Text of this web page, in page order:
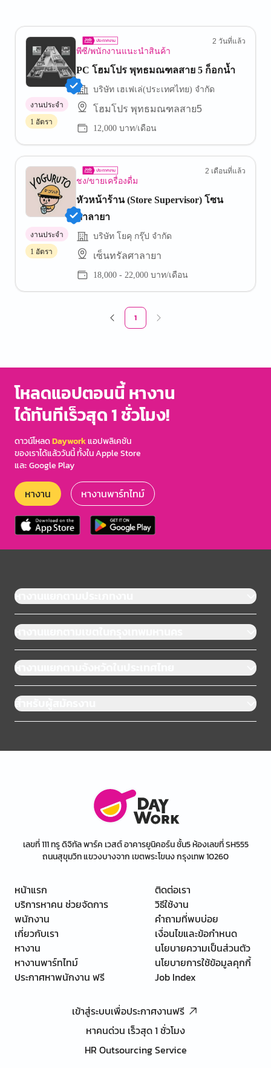
พีซี/พนักงานแนะนำสินค้า
2 วันที่แล้ว
PC โฮมโปร พุทธมณฑลสาย 5 ก็อกน้ำ
บริษัท เฮเฟเล่(ประเทศไทย) จำกัด
โฮมโปร พุทธมณฑลสาย5
12,000 บาท/เดือน
งานประจำ
1 อัตรา
ชง/ขายเครื่องดื่ม
2 เดือนที่แล้ว
หัวหน้าร้าน (Store Supervisor) โซน
ศาลายา
บริษัท โยคุ กรุ๊ป จำกัด
เซ็นทรัลศาลายา
18,000 - 22,000 บาท/เดือน
งานประจำ
1 อัตรา
1
โหลดแอปตอนนี้ หางาน
ได้ทันทีเร็วสุด 1 ชั่วโมง!
ดาวน์โหลดDayworkแอปพลิเคชัน
ของเราได้แล้ววันนี้ ทั้งใน Apple Store
และ Google Play
หางาน หางานพาร์ทไทม์
หางานแยกตามประเภทงาน
หางานแยกตามเขตในกรุงเทพมหานคร
หางานแยกตามจังหวัดในประเทศไทย
สำหรับผู้สมัครงาน
เลขที่ 111 ทรู ดิจิทัล พาร์ค เวสต์ อาคารยูนิคอร์น ชั้น5 ห้องเลขที่ SH555
ถนนสุขุมวิท แขวงบางจาก เขตพระโขนง กรุงเทพ 10260
หน้าแรก
บริการหาคน ช่วยจัดการ
พนักงาน
เกี่ยวกับเรา
หางาน
หางานพาร์ทไทม์
ประกาศหาพนักงาน ฟรี
ติดต่อเรา
วิธีใช้งาน
คำถามที่พบบ่อย
เงื่อนไขและข้อกำหนด
นโยบายความเป็นส่วนตัว
นโยบายการใช้ข้อมูลคุกกี้
Job Index
เข้าสู่ระบบเพื่อประกาศงานฟรี
หาคนด่วน เร็วสุด 1 ชั่วโมง
HR Outsourcing Service